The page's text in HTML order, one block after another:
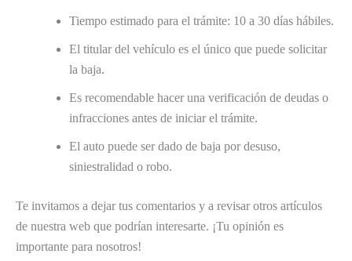
Tiempo estimado para el trámite: 10 a 30 días hábiles.
El titular del vehículo es el único que puede solicitar
la baja.
Es recomendable hacer una verificación de deudas o
infracciones antes de iniciar el trámite.
El auto puede ser dado de baja por desuso,
siniestralidad o robo.
Te invitamos a dejar tus comentarios y a revisar otros artículos
de nuestra web que podrían interesarte. ¡Tu opinión es
importante para nosotros!